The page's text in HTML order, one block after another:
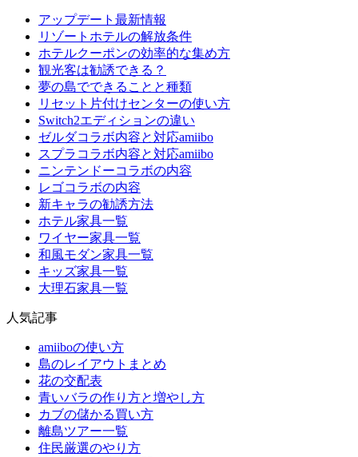
アップデート最新情報
リゾートホテルの解放条件
ホテルクーポンの効率的な集め方
観光客は勧誘できる？
夢の島でできることと種類
リセット片付けセンターの使い方
Switch2エディションの違い
ゼルダコラボ内容と対応amiibo
スプラコラボ内容と対応amiibo
ニンテンドーコラボの内容
レゴコラボの内容
新キャラの勧誘方法
ホテル家具一覧
ワイヤー家具一覧
和風モダン家具一覧
キッズ家具一覧
大理石家具一覧
人気記事
amiiboの使い方
島のレイアウトまとめ
花の交配表
青いバラの作り方と増やし方
カブの儲かる買い方
離島ツアー一覧
住民厳選のやり方